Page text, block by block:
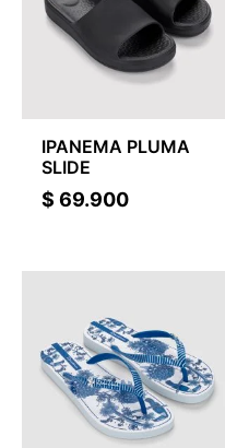
IPANEMA PLUMA
SLIDE
$ 69.900